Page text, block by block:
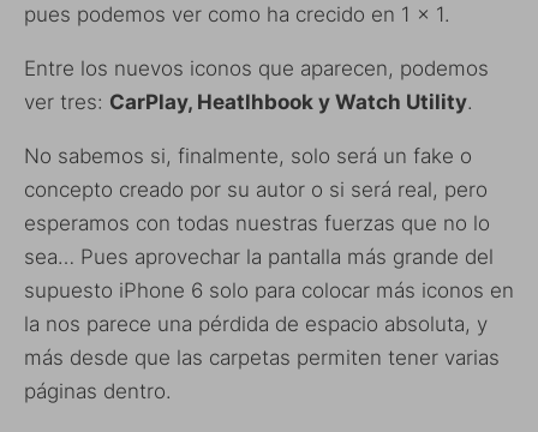
pues podemos ver como ha crecido en 1 x 1.
Entre los nuevos iconos que aparecen, podemos
ver tres: CarPlay, Heatlhbook y Watch Utility.
No sabemos si, finalmente, solo será un fake o
concepto creado por su autor o si será real, pero
esperamos con todas nuestras fuerzas que no lo
sea… Pues aprovechar la pantalla más grande del
supuesto iPhone 6 solo para colocar más iconos en
la nos parece una pérdida de espacio absoluta, y
más desde que las carpetas permiten tener varias
páginas dentro.